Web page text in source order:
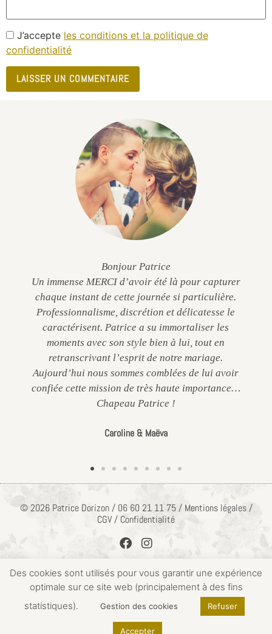
J’accepte les conditions et la politique de
confidentialité
Bonjour Patrice
Un immense MERCI d’avoir été là pour capturer
chaque instant de cette journée si particulière.
Professionnalisme, discrétion et délicatesse le
caractérisent. Patrice a su immortaliser les
moments avec son style bien à lui, tout en
retranscrivant l’esprit de notre mariage.
Aujourd’hui nous sommes comblées de lui avoir
confiée cette mission de très haute importance…
Chapeau Patrice !
Caroline & Maëva
© 2026 Patrice Dorizon / 06 60 21 11 75 / Mentions légales /
CGV / Confidentialité
ACCÈS PRIVÉ
Des cookies sont utilisés pour vous garantir une expérience
optimale sur ce site web (principalement à des fins
statistiques).
Gestion des cookies Refuser
Accepter